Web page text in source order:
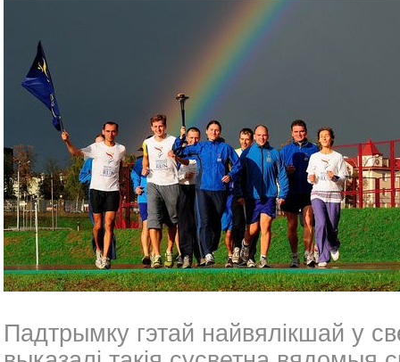
Падтрымку гэтай найвялікшай у